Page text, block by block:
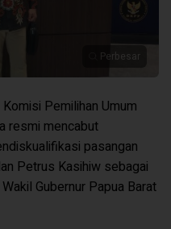
Perbesar
Komisi Pemilihan Umum
resmi mencabut
pasangan
Petrus Kasihiw sebagai
Gubernur Papua Barat